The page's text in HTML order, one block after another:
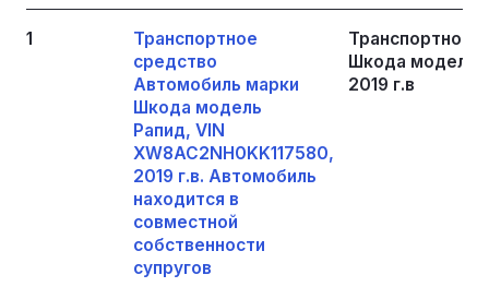
1
Транспортное
средство
Автомобиль марки
Шкода модель
Рапид, VIN
XW8AC2NH0KK117580,
2019 г.в. Автомобиль
находится в
совместной
собственности
супругов
Транспортное
Шкода модель
2019 г.в